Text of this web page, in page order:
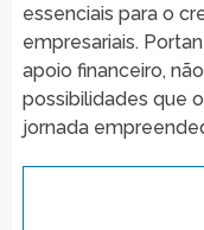
essenciais para o
empresariais.
apoio financeiro,
possibilidades que
jornada